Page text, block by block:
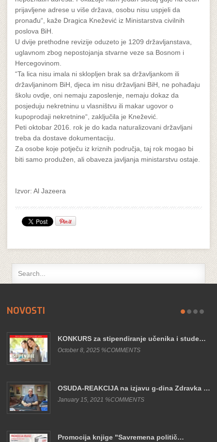
prijavljene adrese u više država, osobu nisu uspjeli da
pronađu“, kaže Dragica Knežević iz Ministarstva civilnih
poslova BiH.
U dvije prethodne revizije oduzeto je 1209 državljanstava,
uglavnom zbog nepostojanja stvarne veze sa Bosnom i
Hercegovinom.
“Ta lica nisu imala ni sklopljen brak sa državljankom ili
državljaninom BiH, djeca im nisu državljani BiH, ne pohađaju
školu ovdje, oni nemaju zaposlenje, nemaju dokaz da
posjeduju nekretninu u vlasništvu ili makar ugovor o
kupoprodaji nekretnine“, zaključila je Knežević.
Peti oktobar 2016. rok je do kada naturalizovani državljani
treba da dostave dokumentaciju.
Za osobe koje potječu iz kriznih područja, taj rok mogao bi
biti samo produžen, ali obaveza javljanja ministarstvu ostaje.
Izvor: Al Jazeera
NOVOSTI
KONKURS za stipendiranje učenika i stude…
October 8, 2025 %COMMENTS
OSUDA-REAKCIJA na izjavu g-dina Zdravka …
January 15, 2021 %COMMENTS
Promocija knjige "Savremena politič…